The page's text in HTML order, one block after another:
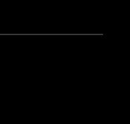
Franz Schubert: Symphonie
Wolfgang Amadeus